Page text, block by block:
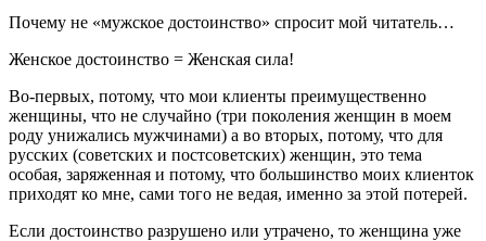
Почему не «мужское достоинство» спросит мой читатель…
Женское достоинство = Женская сила!
Во-первых, потому, что мои клиенты преимущественно
женщины, что не случайно (три поколения женщин в моем
роду унижались мужчинами) а во вторых, потому, что для
русских (советских и постсоветских) женщин, это тема
особая, заряженная и потому, что большинство моих клиенток
приходят ко мне, сами того не ведая, именно за этой потерей.
Если достоинство разрушено или утрачено, то женщина уже